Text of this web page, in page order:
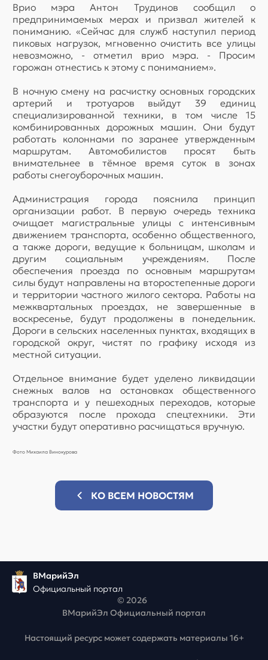
Врио мэра Антон Трудинов сообщил о
предпринимаемых мерах и призвал жителей к
пониманию. «Сейчас для служб наступил период
пиковых нагрузок, мгновенно очистить все улицы
невозможно, - отметил врио мэра. - Просим
горожан отнестись к этому с пониманием».
В ночную смену на расчистку основных городских
артерий и тротуаров выйдут 39 единиц
специализированной техники, в том числе 15
комбинированных дорожных машин. Они будут
работать колоннами по заранее утвержденным
маршрутам. Автомобилистов просят быть
внимательнее в тёмное время суток в зонах
работы снегоуборочных машин.
Администрация города пояснила принцип
организации работ. В первую очередь техника
очищает магистральные улицы с интенсивным
движением транспорта, особенно общественного,
а также дороги, ведущие к больницам, школам и
другим социальным учреждениям. После
обеспечения проезда по основным маршрутам
силы будут направлены на второстепенные дороги
и территории частного жилого сектора. Работы на
межквартальных проездах, не завершенные в
воскресенье, будут продолжены в понедельник.
Дороги в сельских населенных пунктах, входящих в
городской округ, чистят по графику исходя из
местной ситуации.
Отдельное внимание будет уделено ликвидации
снежных валов на остановках общественного
транспорта и у пешеходных переходов, которые
образуются после прохода спецтехники. Эти
участки будут оперативно расчищаться вручную.
Фото Михаила Винокурова
КО ВСЕМ НОВОСТЯМ
ВМарийЭл
Официальный портал
© 2026
ВМарийЭл Официальный портал
Настоящий ресурс может содержать материалы 16+